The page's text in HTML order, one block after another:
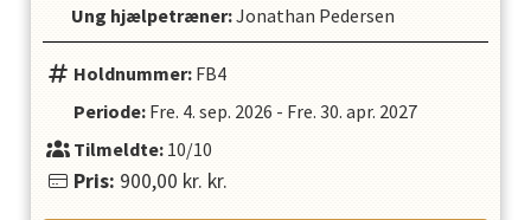
Ung hjælpetræner:Jonathan Pedersen
Holdnummer: FB4
Periode: Fre. 4. sep. 2026 - Fre. 30. apr. 2027
Tilmeldte:10/10
Pris: 900,00 kr. kr.